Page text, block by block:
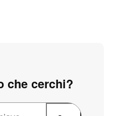
che cerchi?